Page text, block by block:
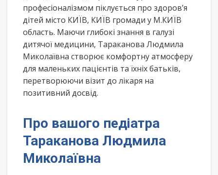
професіоналізмом піклується про здоров’я
дітей місто КИЇВ, КИЇВ громади у М.КИЇВ
область. Маючи глибокі знання в галузі
дитячої медицини, Тараканова Людмила
Миколаївна створює комфортну атмосферу
для маленьких пацієнтів та їхніх батьків,
перетворюючи візит до лікаря на
позитивний досвід.
Про вашого педіатра
Тараканова Людмила
Миколаївна